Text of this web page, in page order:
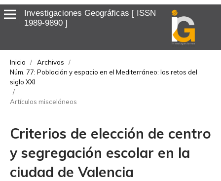
Investigaciones Geográficas
ISSN
1989-9890
Inicio / Archivos
/
Núm. 77: Población y espacio en el Mediterráneo: los retos del
siglo XXI
/
Artículos misceláneos
Criterios de elección de centro
y segregación escolar en la
ciudad de Valencia